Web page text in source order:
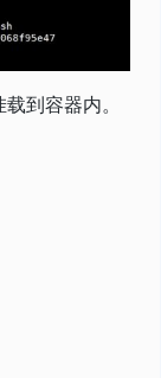
到容器内。